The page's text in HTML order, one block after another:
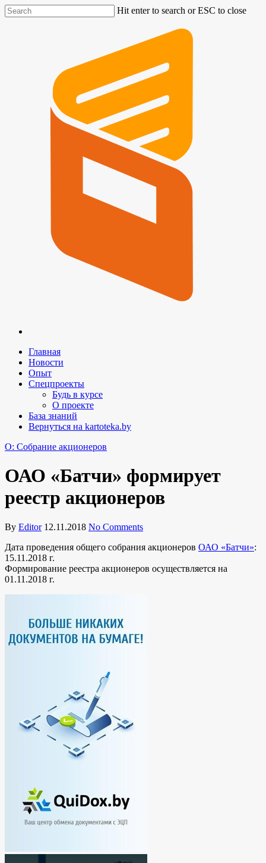
Hit enter to search or ESC to close
Главная
Новости
Опыт
Спецпроекты
Будь в курсе
О проекте
База знаний
Вернуться на kartoteka.by
O: Собрание акционеров
ОАО «Батчи» формирует
реестр акционеров
By Editor 12.11.2018 No Comments
Дата проведения общего собрания акционеров ОАО «Батчи»:
15.11.2018 г.
Формирование реестра акционеров осуществляется на
01.11.2018 г.